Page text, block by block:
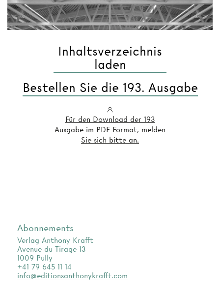
Inhaltsverzeichnis
laden
Bestellen Sie die 193. Ausgabe
Für den Download der 193
Ausgabe im PDF Format, melden
Sie sich bitte an.
Abonnements
Verlag Anthony Krafft
Avenue du Tirage 13
1009 Pully
+41 79 645 11 14
info@editionsanthonykrafft.com